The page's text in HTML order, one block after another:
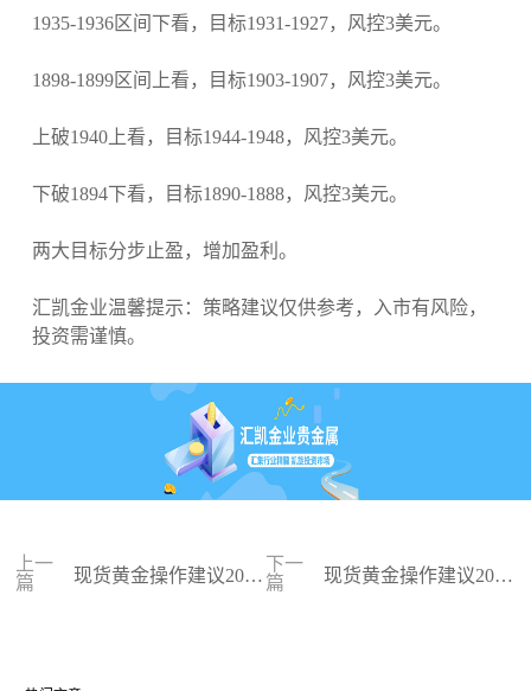
1935-1936区间下看，目标1931-1927，风控3美元。
1898-1899区间上看，目标1903-1907，风控3美元。
上破1940上看，目标1944-1948，风控3美元。
下破1894下看，目标1890-1888，风控3美元。
两大目标分步止盈，增加盈利。
汇凯金业温馨提示：策略建议仅供参考，入市有风险，
投资需谨慎。
上一
篇
现货黄金操作建议2023
下一
篇
现货黄金操作建议2023